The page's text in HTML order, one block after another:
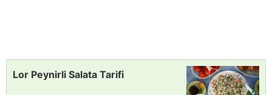
Lor Peynirli Salata Tarifi